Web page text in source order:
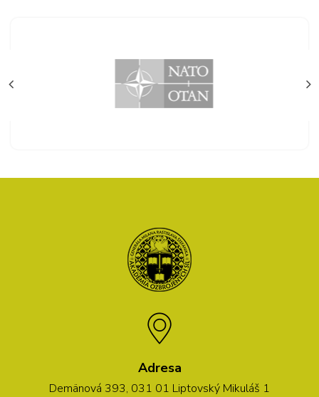
Adresa
Demänová 393, 031 01 Liptovský Mikuláš 1